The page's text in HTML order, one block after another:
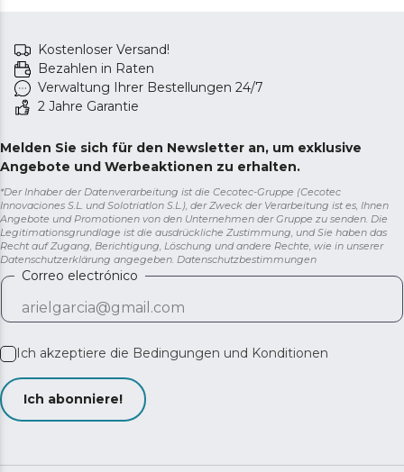
Kostenloser Versand!
Bezahlen in Raten
Verwaltung Ihrer Bestellungen 24/7
2 Jahre Garantie
Melden Sie sich für den Newsletter an, um exklusive
Angebote und Werbeaktionen zu erhalten.
*Der Inhaber der Datenverarbeitung ist die Cecotec-Gruppe (Cecotec
Innovaciones S.L. und Solotriatlon S.L.), der Zweck der Verarbeitung ist es, Ihnen
Angebote und Promotionen von den Unternehmen der Gruppe zu senden. Die
Legitimationsgrundlage ist die ausdrückliche Zustimmung, und Sie haben das
Recht auf Zugang, Berichtigung, Löschung und andere Rechte, wie in unserer
Datenschutzerklärung angegeben. Datenschutzbestimmungen
Correo electrónico
Ich akzeptiere die Bedingungen und Konditionen
Ich abonniere!